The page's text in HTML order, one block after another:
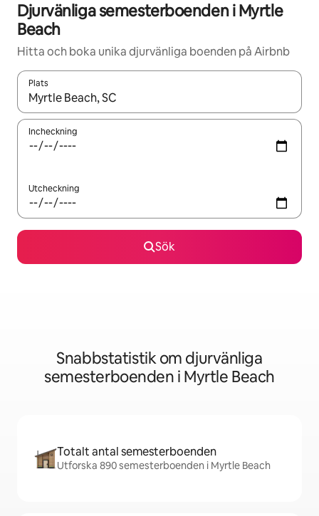
Djurvänliga semesterboenden i Myrtle
Beach
Hitta och boka unika djurvänliga boenden på Airbnb
Plats
När resultaten är tillgängliga kan du navigera med upp- och
Incheckning
Utcheckning
Sök
Snabbstatistik om djurvänliga
semesterboenden i Myrtle Beach
Totalt antal semesterboenden
Utforska 890 semesterboenden i Myrtle Beach